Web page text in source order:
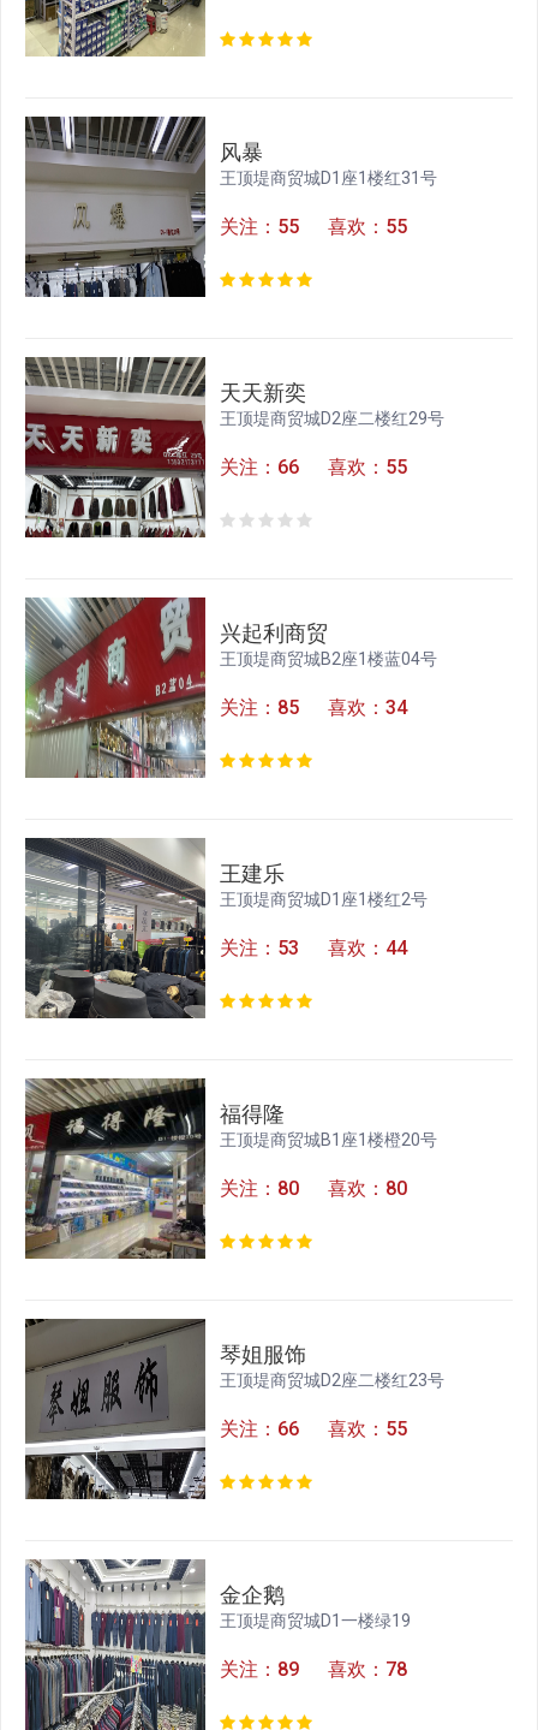
风暴
王顶堤商贸城D1座1楼红31号
关注：55 喜欢：55
天天新奕
王顶堤商贸城D2座二楼红29号
关注：66 喜欢：55
兴起利商贸
王顶堤商贸城B2座1楼蓝04号
关注：85 喜欢：34
王建乐
王顶堤商贸城D1座1楼红2号
关注：53 喜欢：44
福得隆
王顶堤商贸城B1座1楼橙20号
关注：80 喜欢：80
琴姐服饰
王顶堤商贸城D2座二楼红23号
关注：66 喜欢：55
金企鹅
王顶堤商贸城D1一楼绿19
关注：89 喜欢：78